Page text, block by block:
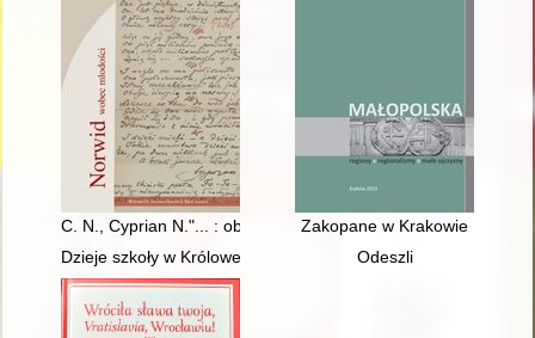
C. N., Cyprian N."... : obecność młodego poety w prasie
Zakopane w Krakowie
Dzieje szkoły w Królowej Polskiej w stuletniej historii jej
Odeszli